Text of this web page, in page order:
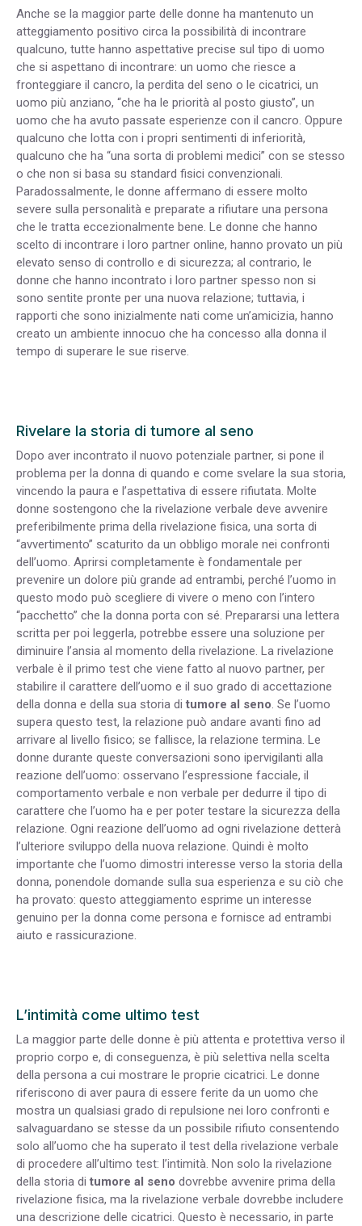
Anche se la maggior parte delle donne ha mantenuto un
atteggiamento positivo circa la possibilità di incontrare
qualcuno, tutte hanno aspettative precise sul tipo di uomo
che si aspettano di incontrare: un uomo che riesce a
fronteggiare il cancro, la perdita del seno o le cicatrici, un
uomo più anziano, “che ha le priorità al posto giusto”, un
uomo che ha avuto passate esperienze con il cancro. Oppure
qualcuno che lotta con i propri sentimenti di inferiorità,
qualcuno che ha “una sorta di problemi medici” con se stesso
o che non si basa su standard fisici convenzionali.
Paradossalmente, le donne affermano di essere molto
severe sulla personalità e preparate a rifiutare una persona
che le tratta eccezionalmente bene. Le donne che hanno
scelto di incontrare i loro partner online, hanno provato un più
elevato senso di controllo e di sicurezza; al contrario, le
donne che hanno incontrato i loro partner spesso non si
sono sentite pronte per una nuova relazione; tuttavia, i
rapporti che sono inizialmente nati come un’amicizia, hanno
creato un ambiente innocuo che ha concesso alla donna il
tempo di superare le sue riserve.
Rivelare la storia di tumore al seno
Dopo aver incontrato il nuovo potenziale partner, si pone il
problema per la donna di quando e come svelare la sua storia,
vincendo la paura e l’aspettativa di essere rifiutata. Molte
donne sostengono che la rivelazione verbale deve avvenire
preferibilmente prima della rivelazione fisica, una sorta di
“avvertimento” scaturito da un obbligo morale nei confronti
dell’uomo. Aprirsi completamente è fondamentale per
prevenire un dolore più grande ad entrambi, perché l’uomo in
questo modo può scegliere di vivere o meno con l’intero
“pacchetto” che la donna porta con sé. Prepararsi una lettera
scritta per poi leggerla, potrebbe essere una soluzione per
diminuire l’ansia al momento della rivelazione. La rivelazione
verbale è il primo test che viene fatto al nuovo partner, per
stabilire il carattere dell’uomo e il suo grado di accettazione
della donna e della sua storia di tumore al seno. Se l’uomo
supera questo test, la relazione può andare avanti fino ad
arrivare al livello fisico; se fallisce, la relazione termina. Le
donne durante queste conversazioni sono ipervigilanti alla
reazione dell’uomo: osservano l’espressione facciale, il
comportamento verbale e non verbale per dedurre il tipo di
carattere che l’uomo ha e per poter testare la sicurezza della
relazione. Ogni reazione dell’uomo ad ogni rivelazione detterà
l’ulteriore sviluppo della nuova relazione. Quindi è molto
importante che l’uomo dimostri interesse verso la storia della
donna, ponendole domande sulla sua esperienza e su ciò che
ha provato: questo atteggiamento esprime un interesse
genuino per la donna come persona e fornisce ad entrambi
aiuto e rassicurazione.
L’intimità come ultimo test
La maggior parte delle donne è più attenta e protettiva verso il
proprio corpo e, di conseguenza, è più selettiva nella scelta
della persona a cui mostrare le proprie cicatrici. Le donne
riferiscono di aver paura di essere ferite da un uomo che
mostra un qualsiasi grado di repulsione nei loro confronti e
salvaguardano se stesse da un possibile rifiuto consentendo
solo all’uomo che ha superato il test della rivelazione verbale
di procedere all’ultimo test: l’intimità. Non solo la rivelazione
della storia di tumore al seno dovrebbe avvenire prima della
rivelazione fisica, ma la rivelazione verbale dovrebbe includere
una descrizione delle cicatrici. Questo è necessario, in parte